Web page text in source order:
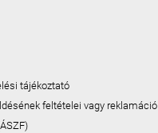
tájékoztató
feltételei vagy reklamáció